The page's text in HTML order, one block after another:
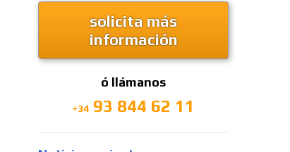
solicita más
información
ó llámanos
+34 93 844 62 11